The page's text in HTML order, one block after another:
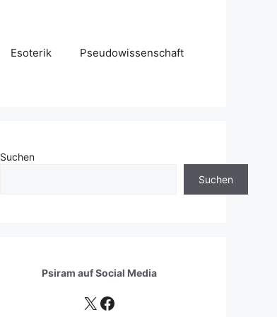
Esoterik Pseudowissenschaft
Suchen
Suchen
Psiram aufSocial Media
X Facebook